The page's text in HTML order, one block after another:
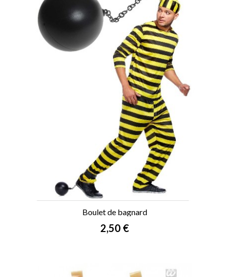
Boulet de bagnard
Prix
2,50 €